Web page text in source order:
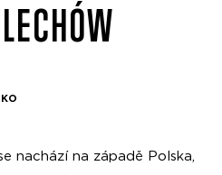
nachází na západě Polska,